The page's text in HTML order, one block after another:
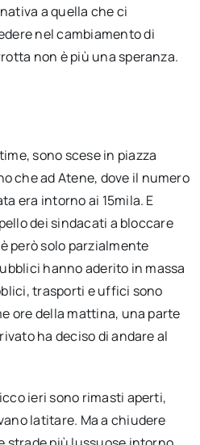
a quella che ci
nel cambiamento di
non è più una speranza.
sono scese in piazza
che ad Atene, dove il numero
era intorno ai 15mila. E
dei sindacati a bloccare
però solo parzialmente
hanno aderito in massa
trasporti e uffici sono
ore della mattina, una parte
ha deciso di andare al
ieri sono rimasti aperti,
latitare. Ma a chiudere